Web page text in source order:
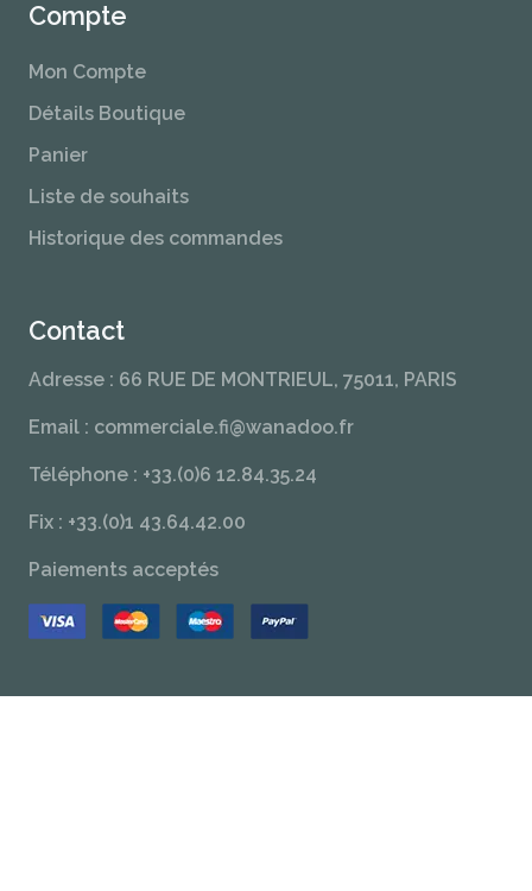
Compte
Mon Compte
Détails Boutique
Panier
Liste de souhaits
Historique des commandes
Contact
Adresse : 66 RUE DE MONTRIEUL, 75011, PARIS
Email : commerciale.fi@wanadoo.fr
Téléphone : +33.(0)6 12.84.35.24
Fix : +33.(0)1 43.64.42.00
Paiements acceptés